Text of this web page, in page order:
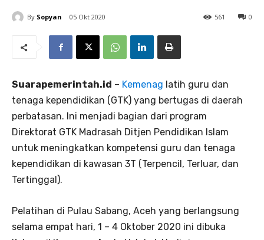
By Sopyan 05 Okt 2020 0
561
Suarapemerintah.id – Kemenag latih guru dan
tenaga kependidikan (GTK) yang bertugas di daerah
perbatasan. Ini menjadi bagian dari program
Direktorat GTK Madrasah Ditjen Pendidikan Islam
untuk meningkatkan kompetensi guru dan tenaga
kependidikan di kawasan 3T (Terpencil, Terluar, dan
Tertinggal).
Pelatihan di Pulau Sabang, Aceh yang berlangsung
selama empat hari, 1 – 4 Oktober 2020 ini dibuka